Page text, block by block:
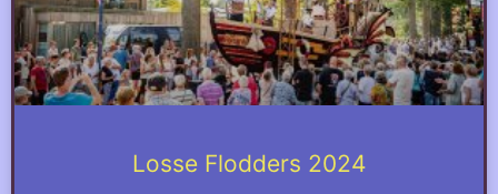
Losse Flodders 2024